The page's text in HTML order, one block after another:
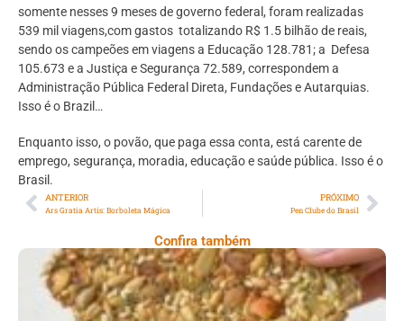
somente nesses 9 meses de governo federal, foram realizadas
539 mil viagens,com gastos totalizando R$ 1.5 bilhão de reais,
sendo os campeões em viagens a Educação 128.781; a Defesa
105.673 e a Justiça e Segurança 72.589, correspondem a
Administração Pública Federal Direta, Fundações e Autarquias.
Isso é o Brazil…
Enquanto isso, o povão, que paga essa conta, está carente de
emprego, segurança, moradia, educação e saúde pública. Isso é o
Brasil.
ANTERIOR
Ars Gratia Artis: Borboleta Mágica
PRÓXIMO
Pen Clube do Brasil
Confira também